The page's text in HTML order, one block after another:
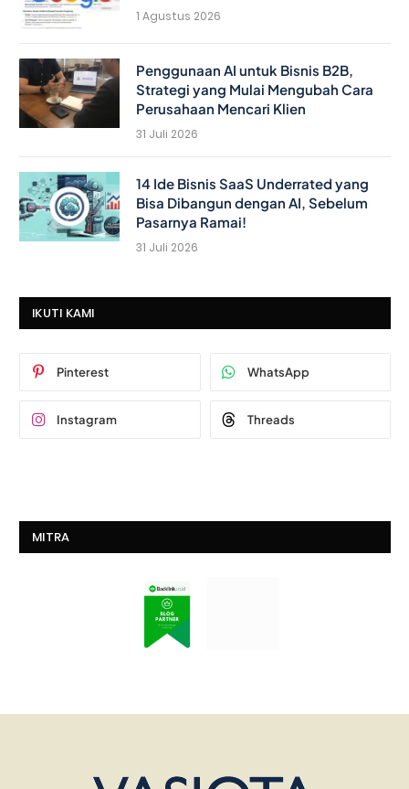
1 Agustus 2026
Penggunaan AI untuk Bisnis B2B,
Strategi yang Mulai Mengubah Cara
Perusahaan Mencari Klien
31 Juli 2026
14 Ide Bisnis SaaS Underrated yang
Bisa Dibangun dengan AI, Sebelum
Pasarnya Ramai!
31 Juli 2026
IKUTI KAMI
Pinterest WhatsApp
Instagram Threads
MITRA